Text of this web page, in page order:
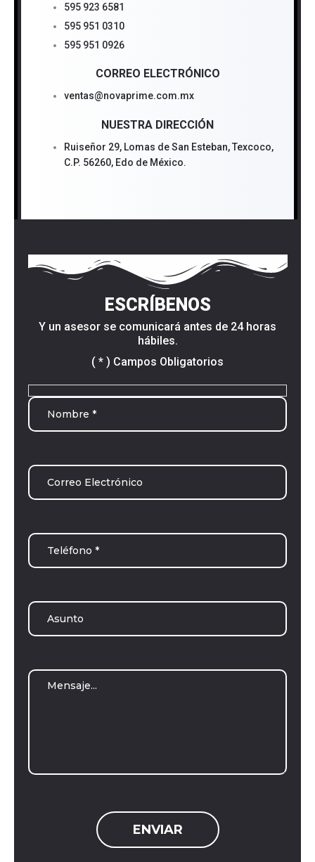
595 923 6581
595 951 0310
595 951 0926
CORREO ELECTRÓNICO
ventas@novaprime.com.mx
NUESTRA DIRECCIÓN
Ruiseñor 29, Lomas de San Esteban, Texcoco,
C.P. 56260, Edo de México.
ESCRÍBENOS
Y un asesor se comunicará antes de 24 horas
hábiles.
( * ) Campos Obligatorios